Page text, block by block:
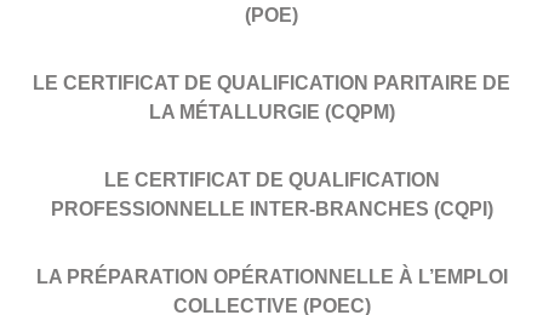
(POE)
LE CERTIFICAT DE QUALIFICATION PARITAIRE DE
LA MÉTALLURGIE (CQPM)
LE CERTIFICAT DE QUALIFICATION
PROFESSIONNELLE INTER-BRANCHES (CQPI)
LA PRÉPARATION OPÉRATIONNELLE À L’EMPLOI
COLLECTIVE (POEC)